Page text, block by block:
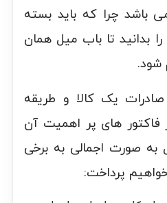
می باشد چرا که باید بسته
بدانید تا باب میل همان
شود.
صادرات یک کالا و طریقه
فاکتور های پر اهمیت آن
به صورت اجمالی به برخی
پرداخت: